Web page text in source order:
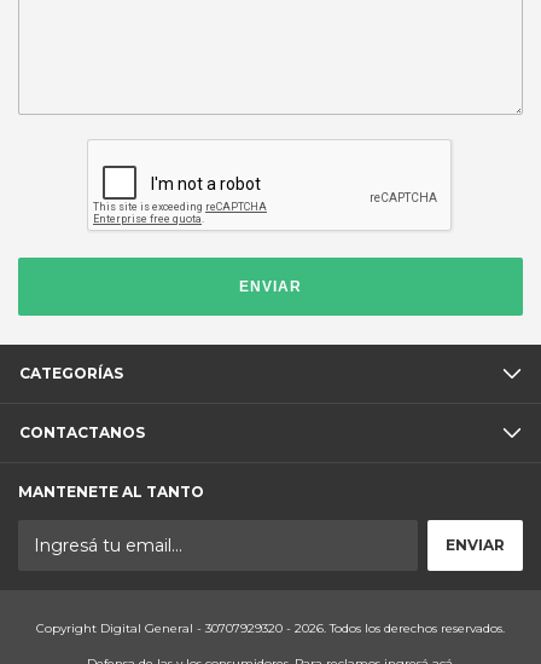
ENVIAR
CATEGORÍAS
CONTACTANOS
MANTENETE AL TANTO
Copyright Digital General - 30707929320 - 2026. Todos los derechos reservados.